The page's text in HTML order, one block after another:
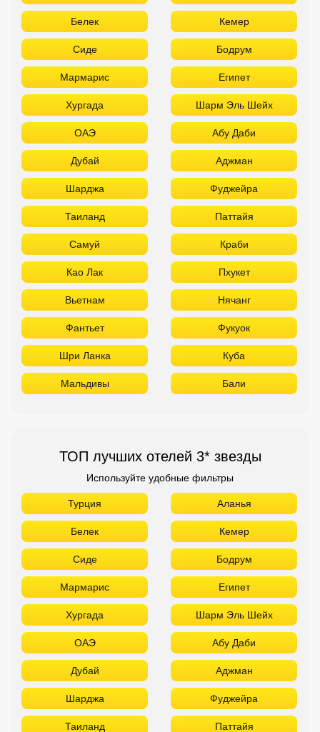
Белек Кемер
Сиде Бодрум
Мармарис Египет
Хургада Шарм Эль Шейх
ОАЭ Абу Даби
Дубай Аджман
Шарджа Фуджейра
Таиланд Паттайя
Самуй Краби
Као Лак Пхукет
Вьетнам Нячанг
Фантьет Фукуок
Шри Ланка Куба
Мальдивы Бали
ТОП лучших отелей 3* звезды
Используйте удобные фильтры
Турция Аланья
Белек Кемер
Сиде Бодрум
Мармарис Египет
Хургада Шарм Эль Шейх
ОАЭ Абу Даби
Дубай Аджман
Шарджа Фуджейра
Таиланд Паттайя